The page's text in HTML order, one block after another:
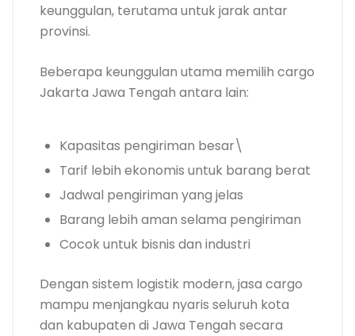
keunggulan, terutama untuk jarak antar
provinsi.
Beberapa keunggulan utama memilih cargo
Jakarta Jawa Tengah antara lain:
Kapasitas pengiriman besar\
Tarif lebih ekonomis untuk barang berat
Jadwal pengiriman yang jelas
Barang lebih aman selama pengiriman
Cocok untuk bisnis dan industri
Dengan sistem logistik modern, jasa cargo
mampu menjangkau nyaris seluruh kota
dan kabupaten di Jawa Tengah secara